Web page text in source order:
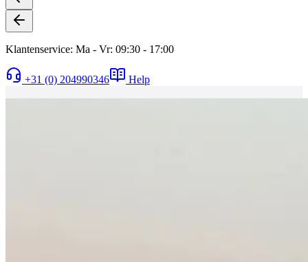
Klantenservice: Ma - Vr: 09:30 - 17:00
+31 (0) 204990346 Help